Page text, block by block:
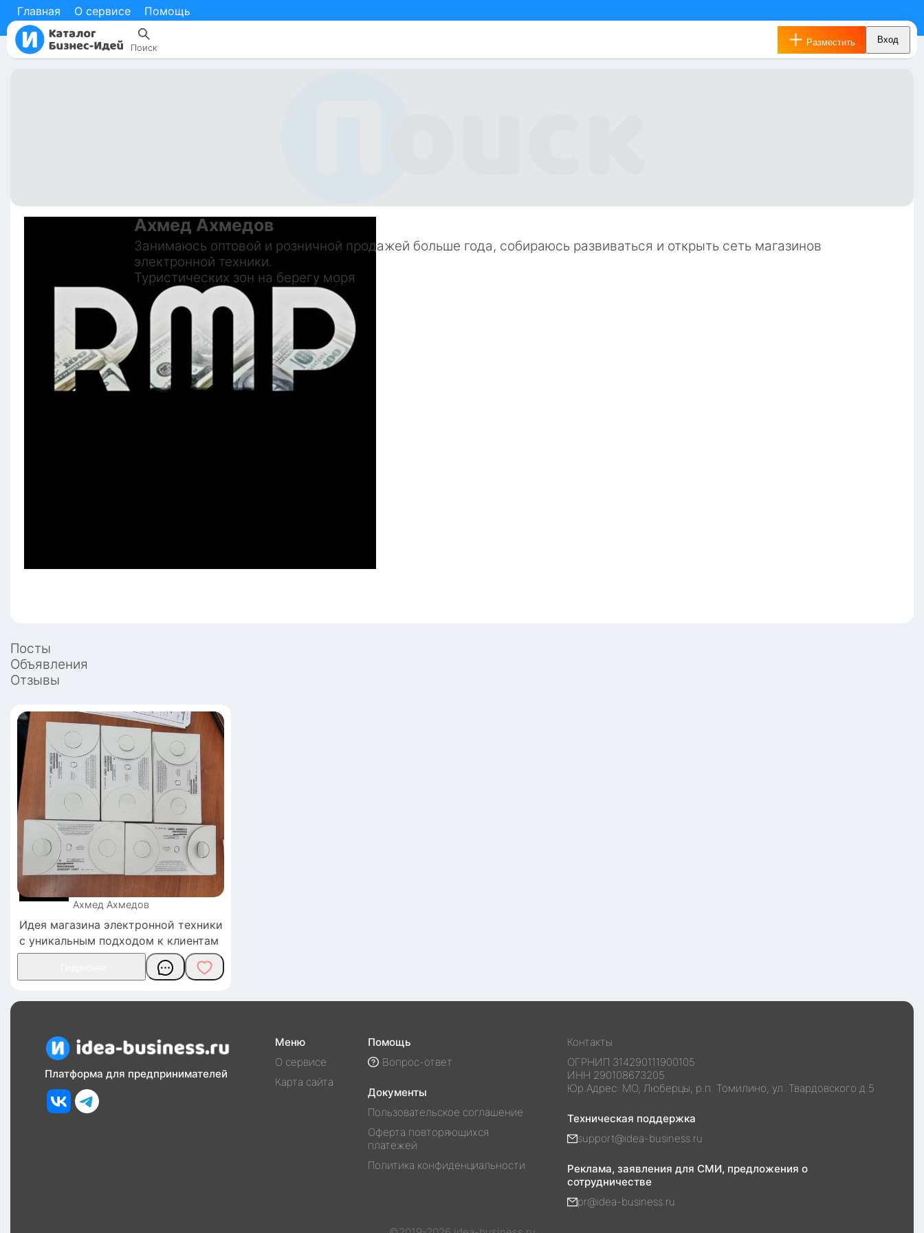
Главная О сервисе Помощь
Поиск
Вход
Разместить
Ахмед Ахмедов
Занимаюсь оптовой и розничной продажей больше года, собираюсь развиваться и открыть сеть магазинов
электронной техники.
Туристических зон на берегу моря
Посты
Объявления
Отзывы
Ахмед Ахмедов
Идея магазина электронной техники
с уникальным подходом к клиентам
Платформа для предпринимателей
Меню
О сервисе
Карта сайта
Помощь
Вопрос-ответ
Документы
Пользовательское соглашение
Оферта повторяющихся
платежей
Политика конфиденциальности
Контакты
ОГРНИП 314290111900105
ИНН 290108673205
Юр.Адрес: МО, Люберцы, р.п. Томилино, ул. Твардовского д.5
Техническая поддержка
support@idea-business.ru
Реклама, заявления для СМИ, предложения о
сотрудничестве
pr@idea-business.ru